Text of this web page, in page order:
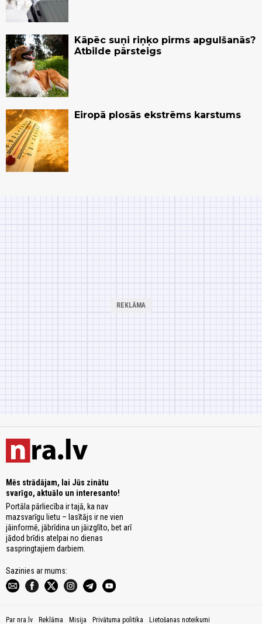
Kāpēc suņi riņķo pirms apgulšanās?
Atbilde pārsteigs
Eiropā plosās ekstrēms karstums
Mēs strādājam, lai Jūs zinātu
svarīgo, aktuālo un interesanto!
Portāla pārliecība ir tajā, ka nav
mazsvarīgu lietu – lasītājs ir ne vien
jāinformē, jābrīdina un jāizglīto, bet arī
jādod brīdis atelpai no dienas
saspringtajiem darbiem.
Sazinies ar mums:
Par nra.lv Reklāma Misija Privātuma politika Lietošanas noteikumi